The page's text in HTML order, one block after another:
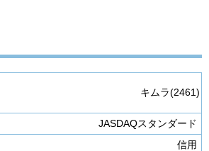
キムラ(2461)
JASDAQスタンダード
信用